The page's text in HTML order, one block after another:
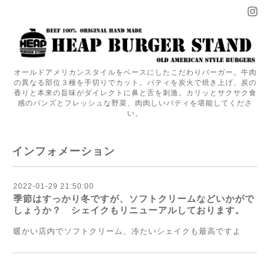
オールドアメリカンスタイルをベースにしたこだわりバーガー。牛肉
の異なる部位３種を手切りでカット。パティを炭火で焼き上げ、炭の
香りと本来の旨味がダイレクトに鼻と舌を刺激。カリッとサクサク食
感のバンズとフレッシュな野菜、肉肉しいパティを堪能してくださ
い。
インフォメーション
2022-01-29 21:50:00
季節はすっかり冬ですが、ソフトクリームなどいかがで
しょうか？ シェイクもリニューアルしております。
暖かい店内でソフトクリーム、冷たいシェイクも最高ですよ